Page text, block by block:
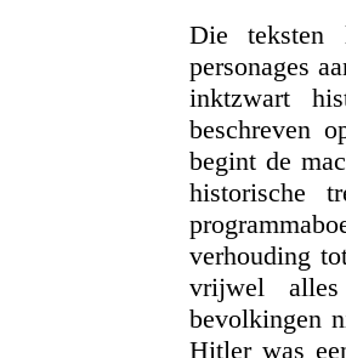
Die teksten
personages
inktzwart
beschreven
begint de
historische
verhouding
vrijwel
bevolkingen
Hitler was